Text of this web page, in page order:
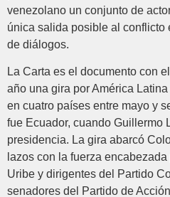
venezolano un conjunto de
única salida posible al conflicto
de diálogos.
La Carta es el documento con
año una gira por América
en cuatro países entre mayo y
fue Ecuador, cuando Guillermo
presidencia. La gira abarcó
lazos con la fuerza
Uribe y dirigentes del Partido
senadores del Partido de